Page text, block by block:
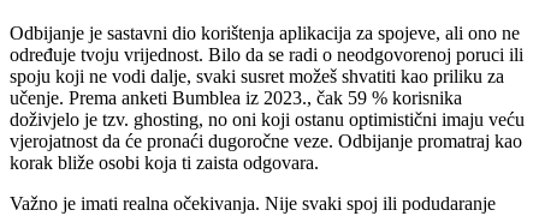
Odbijanje je sastavni dio korištenja aplikacija za spojeve, ali ono ne
određuje tvoju vrijednost. Bilo da se radi o neodgovorenoj poruci ili
spoju koji ne vodi dalje, svaki susret možeš shvatiti kao priliku za
učenje. Prema anketi Bumblea iz 2023., čak 59 % korisnika
doživjelo je tzv. ghosting, no oni koji ostanu optimistični imaju veću
vjerojatnost da će pronaći dugoročne veze. Odbijanje promatraj kao
korak bliže osobi koja ti zaista odgovara.
Važno je imati realna očekivanja. Nije svaki spoj ili podudaranje